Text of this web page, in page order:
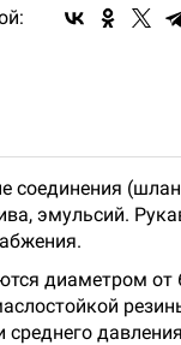
соединения
эмульсий.
диаметром от